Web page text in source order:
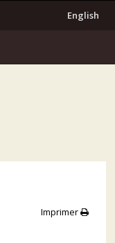
English
Imprimer